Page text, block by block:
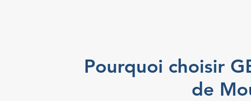
Pourquoi choisir
de